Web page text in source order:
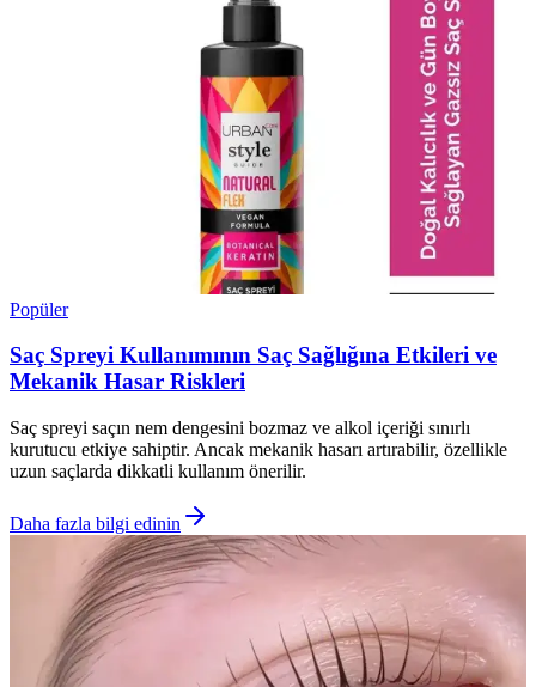
Popüler
Saç Spreyi Kullanımının Saç Sağlığına Etkileri ve
Mekanik Hasar Riskleri
Saç spreyi saçın nem dengesini bozmaz ve alkol içeriği sınırlı
kurutucu etkiye sahiptir. Ancak mekanik hasarı artırabilir, özellikle
uzun saçlarda dikkatli kullanım önerilir.
Daha fazla bilgi edinin